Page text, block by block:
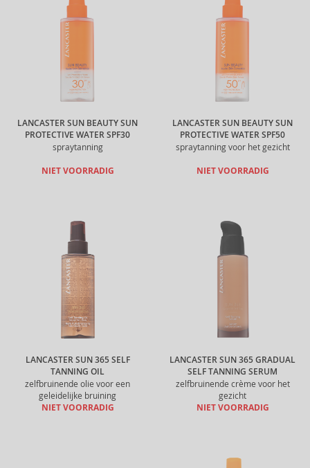
LANCASTER SUN BEAUTY SUN
PROTECTIVE WATER SPF30
spraytanning
NIET VOORRADIG
LANCASTER SUN BEAUTY SUN
PROTECTIVE WATER SPF50
spraytanning voor het gezicht
NIET VOORRADIG
LANCASTER SUN 365 SELF
TANNING OIL
zelfbruinende olie voor een
geleidelijke bruining
NIET VOORRADIG
LANCASTER SUN 365 GRADUAL
SELF TANNING SERUM
zelfbruinende crème voor het
gezicht
NIET VOORRADIG